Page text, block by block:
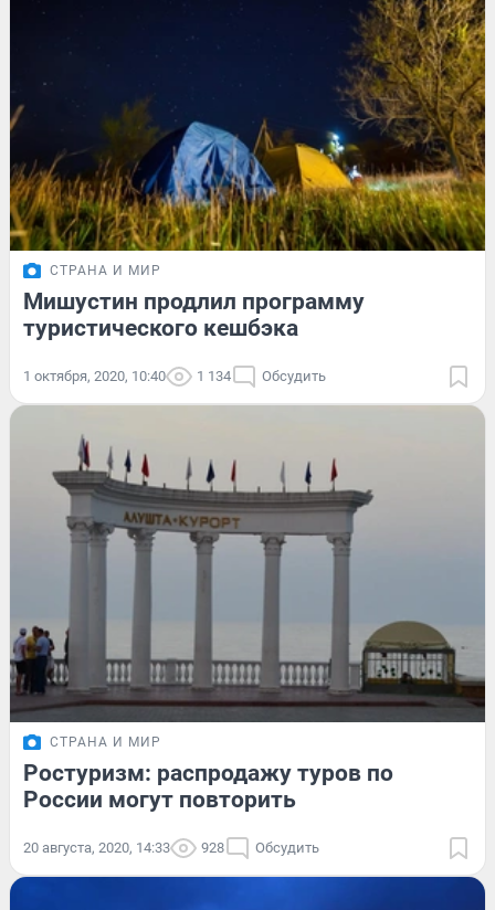
СТРАНА И МИР
Мишустин продлил программу
туристического кешбэка
1 октября, 2020, 10:40 1 134 Обсудить
СТРАНА И МИР
Ростуризм: распродажу туров по
России могут повторить
20 августа, 2020, 14:33 928 Обсудить